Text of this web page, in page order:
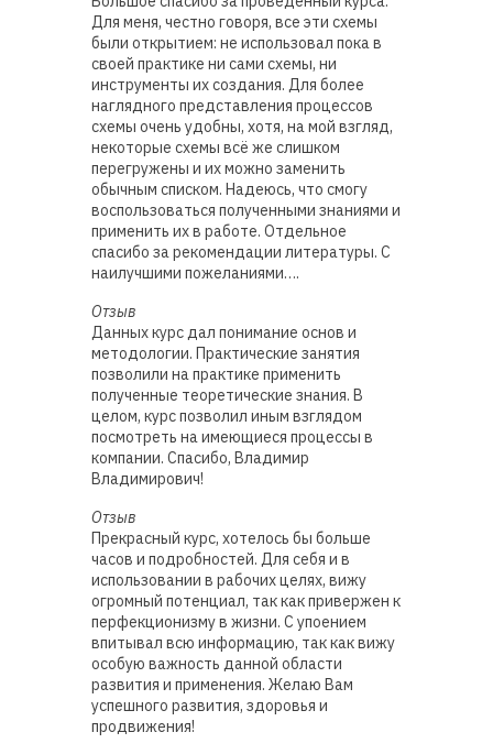
Для меня, честно говоря, все эти схемы
были открытием: не использовал пока в
своей практике ни сами схемы, ни
инструменты их создания. Для более
наглядного представления процессов
схемы очень удобны, хотя, на мой взгляд,
некоторые схемы всё же слишком
перегружены и их можно заменить
обычным списком. Надеюсь, что смогу
воспользоваться полученными знаниями и
применить их в работе. Отдельное
спасибо за рекомендации литературы. С
наилучшими пожеланиями….
Отзыв
Данных курс дал понимание основ и
методологии. Практические занятия
позволили на практике применить
полученные теоретические знания. В
целом, курс позволил иным взглядом
посмотреть на имеющиеся процессы в
компании. Спасибо, Владимир
Владимирович!
Отзыв
Прекрасный курс, хотелось бы больше
часов и подробностей. Для себя и в
использовании в рабочих целях, вижу
огромный потенциал, так как привержен к
перфекционизму в жизни. С упоением
впитывал всю информацию, так как вижу
особую важность данной области
развития и применения. Желаю Вам
успешного развития, здоровья и
продвижения!